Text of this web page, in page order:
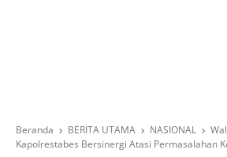
Beranda BERITA UTAMA NASIONAL
Kapolrestabes Bersinergi Atasi Permasalahan